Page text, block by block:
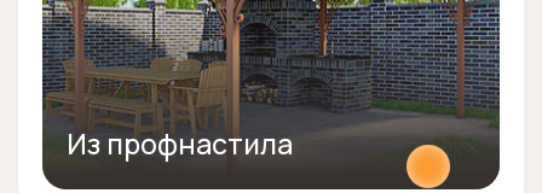
Из профнастила